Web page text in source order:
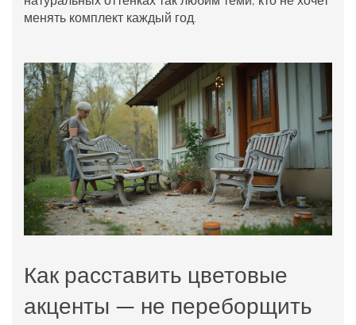
менять комплект каждый год.
Как расставить цветовые
акценты — не переборщить